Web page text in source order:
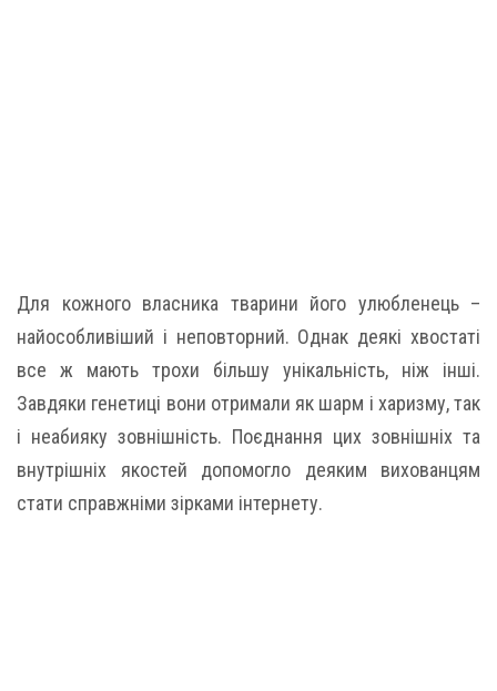
Для кожного власника тварини його улюбленець –
найособливіший і неповторний. Однак деякі хвостаті
все ж мають трохи більшу унікальність, ніж інші.
Завдяки генетиці вони отримали як шарм і харизму, так
і неабияку зовнішність. Поєднання цих зовнішніх та
внутрішніх якостей допомогло деяким вихованцям
стати справжніми зірками інтернету.